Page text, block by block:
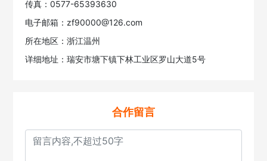
传真：0577-65393630
电子邮箱：zf90000@126.com
所在地区：浙江温州
详细地址：瑞安市塘下镇下林工业区罗山大道5号
合作留言